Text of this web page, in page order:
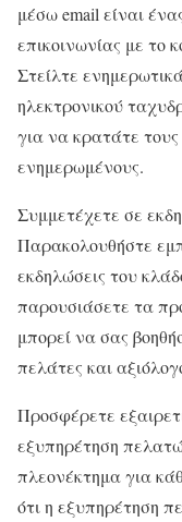
μέσω email είναι
επικοινωνίας με το
Στείλτε
ηλεκτρονικού
για να κρατάτε
ενημερωμένους.
Συμμετέχετε σε
Παρακολουθήστε
εκδηλώσεις του
παρουσιάσετε τα
μπορεί να σας
πελάτες και
Προσφέρετε
εξυπηρέτηση
πλεονέκτημα για
ότι η εξυπηρέτηση